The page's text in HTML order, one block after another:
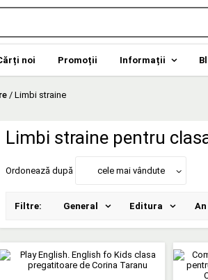
noi Promoții Informații
/ Limbi straine
Limbi straine pentru
Ordonează după cele mai vândute
Filtre: General Editura